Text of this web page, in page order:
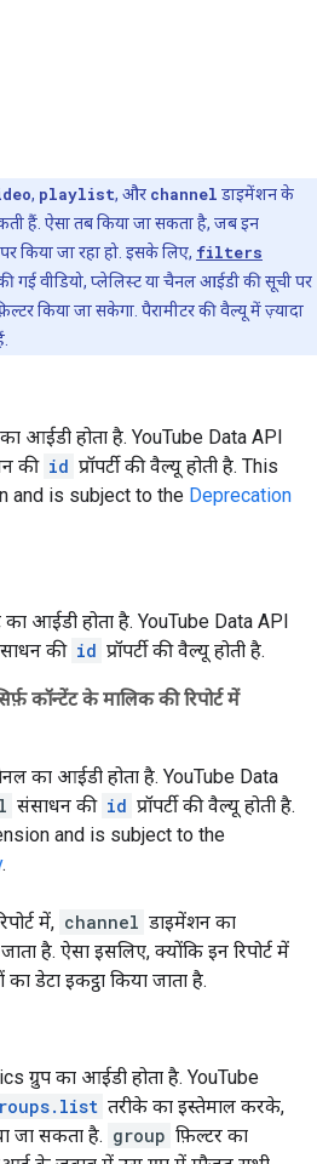
, playlist, और channel डाइमेंशन के
हैं. ऐसा तब किया जा सकता है, जब इन
किया जा रहा हो. इसके लिए, filters
गई वीडियो, प्लेलिस्ट या चैनल आईडी की सूची पर
किया जा सकेगा. पैरामीटर की वैल्यू में ज़्यादा
आईडी होता है. YouTube Data API
की id प्रॉपर्टी की वैल्यू होती है. This
and is subject to the Deprecation
का आईडी होता है. YouTube Data API
की id प्रॉपर्टी की वैल्यू होती है.
कॉन्टेंट के मालिक की रिपोर्ट में
का आईडी होता है. YouTube Data
संसाधन की id प्रॉपर्टी की वैल्यू होती है.
and is subject to the
.
में, channel डाइमेंशन का
है. ऐसा इसलिए, क्योंकि इन रिपोर्ट में
डेटा इकट्ठा किया जाता है.
ग्रुप का आईडी होता है. YouTube
तरीके का इस्तेमाल करके,
जा सकता है. group फ़िल्टर का